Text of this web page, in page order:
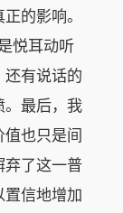
的影响。
悦耳动听
还有说话的
。最后，我
也只是间
弃了这一普
信地增加